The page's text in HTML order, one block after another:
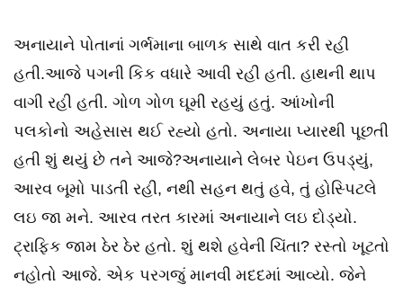
અનાયાને પોતાનાં ગર્ભમાના બાળક સાથે વાત કરી રહી
હતી.આજે પગની કિક વધારે આવી રહી હતી. હાથની થાપ
વાગી રહી હતી. ગોળ ગોળ ઘૂમી રહયું હતું. આંખોની
પલકોનો અહેસાસ થઈ રહ્યો હતો. અનાયા પ્યારથી પૂછતી
હતી શું થયું છે તને આજે?અનાયાને લેબર પેઇન ઉપડ્યું,
આરવ બૂમો પાડતી રહી, નથી સહન થતું હવે, તું હોસ્પિટલે
લઇ જા મને. આરવ તરત કારમાં અનાયાને લઇ દોડ્યો.
ટ્રાફિક જામ ઠેર ઠેર હતો. શું થશે હવેની ચિંતા? રસ્તો ખૂટતો
નહોતો આજે. એક પરગજું માનવી મદદમાં આવ્યો. જેને